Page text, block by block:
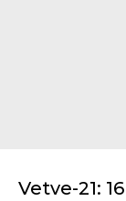
Vetve-21: 16